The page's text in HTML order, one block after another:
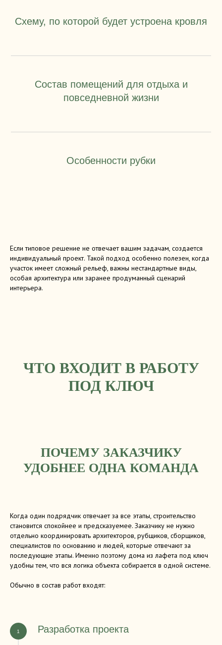
Схему, по которой будет устроена кровля
Состав помещений для отдыха и
повседневной жизни
Особенности рубки
Если типовое решение не отвечает вашим задачам, создается
индивидуальный проект. Такой подход особенно полезен, когда
участок имеет сложный рельеф, важны нестандартные виды,
особая архитектура или заранее продуманный сценарий
интерьера.
ЧТО ВХОДИТ В РАБОТУ
ПОД КЛЮЧ
ПОЧЕМУ ЗАКАЗЧИКУ
УДОБНЕЕ ОДНА КОМАНДА
Когда один подрядчик отвечает за все этапы, строительство
становится спокойнее и предсказуемее. Заказчику не нужно
отдельно координировать архитекторов, рубщиков, сборщиков,
специалистов по основанию и людей, которые отвечают за
последующие этапы. Именно поэтому дома из лафета под ключ
удобны тем, что вся логика объекта собирается в одной системе.
Обычно в состав работ входят:
Разработка проекта